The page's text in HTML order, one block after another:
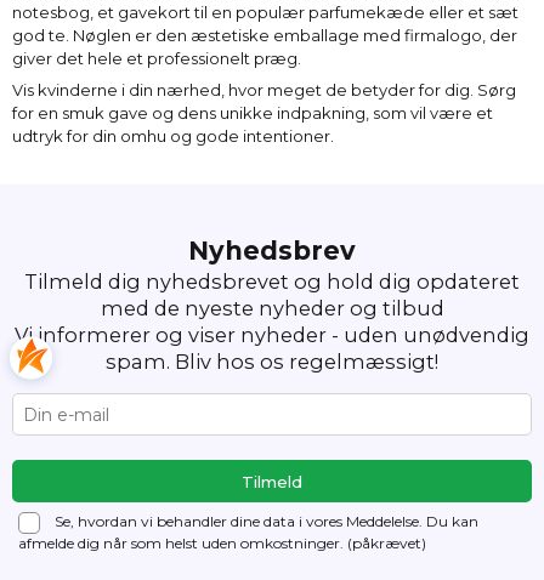
notesbog, et gavekort til en populær parfumekæde eller et sæt
god te. Nøglen er den æstetiske emballage med firmalogo, der
giver det hele et professionelt præg.
Vis kvinderne i din nærhed, hvor meget de betyder for dig. Sørg
for en smuk gave og dens unikke indpakning, som vil være et
udtryk for din omhu og gode intentioner.
Nyhedsbrev
Tilmeld dig nyhedsbrevet og hold dig opdateret
med de nyeste nyheder og tilbud
Vi informerer og viser nyheder - uden unødvendig
spam. Bliv hos os regelmæssigt!
Se, hvordan vi behandler dine data i vores Meddelelse. Du kan
afmelde dig når som helst uden omkostninger. (påkrævet)